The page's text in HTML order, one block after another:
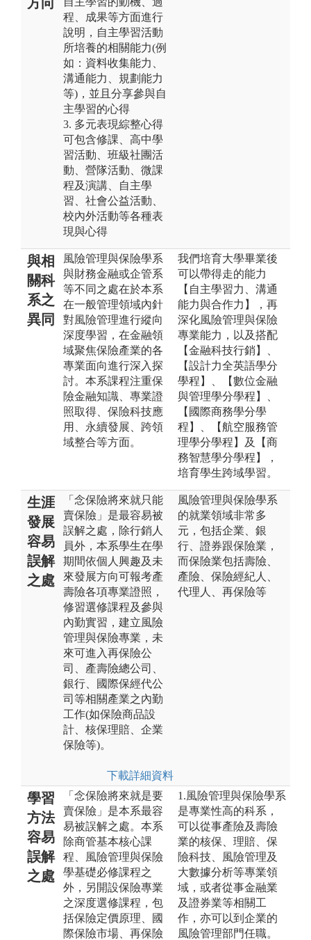
程、成果等方面進行
說明，自主學習活動
所培養的相關能力(例
如：資料收集能力、
溝通能力、規劃能力
等)，並且分享參與自
主學習的心得
3. 多元表現綜整心得
可包含修課、高中學
習活動、班級社團活
動、營隊活動、微課
程及演講、自主學
習、社會公益活動、
校內外活動等各種表
現與心得
與相
關科
系之
異同
風險管理與保險學系
與財務金融或企管系
等不同之處在於本系
在一般管理領域內針
對風險管理進行縱向
深度學習，在金融領
域聚焦保險產業的各
專業面向進行深入探
討。本系課程注重保
險金融知識、專業證
照取得、保險科技應
用、永續發展、跨領
域整合等方面。
我們培育大學畢業後
可以帶得走的能力
【自主學習力、溝通
能力與合作力】，再
深化風險管理與保險
專業能力，以及搭配
【金融科技行銷】、
【設計力全英語學分
學程】、【數位金融
與管理學分學程】、
【國際商務學分學
程】、【航空服務管
理學分學程】及【商
務智慧學分學程】，
培育學生跨域學習。
生涯
發展
容易
誤解
之處
「念保險將來就只能
賣保險」是最容易被
誤解之處，除行銷人
員外，本系學生在學
期間依個人興趣及未
來發展方向可報考產
壽險各項專業證照，
修習選修課程及參與
內勤實習，建立風險
管理與保險專業，未
來可進入再保險公
司、產壽險總公司、
銀行、國際保經代公
司等相關產業之內勤
工作(如保險商品設
計、核保理賠、企業
保險等)。
下載詳細資料
風險管理與保險學系
的就業領域非常多
元，包括企業、銀
行、證券跟保險業，
而保險業包括壽險、
產險、保險經紀人、
代理人、再保險等
學習
方法
容易
誤解
之處
「念保險將來就是要
賣保險」是本系最容
易被誤解之處。本系
除商管基本核心課
程、風險管理與保險
學基礎必修課程之
外，另開設保險專業
之深度選修課程，包
括保險定價原理、國
際保險市場、再保險
1.風險管理與保險學系
是專業性高的科系，
可以從事產險及壽險
業的核保、理賠、保
險科技、風險管理及
大數據分析等專業領
域，或者從事金融業
及證券業等相關工
作，亦可以到企業的
風險管理部門任職。